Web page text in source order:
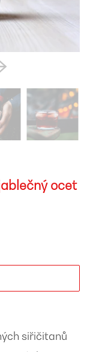
ocet
siřičitanů